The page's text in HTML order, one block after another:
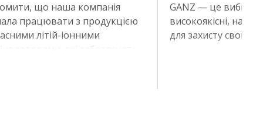
що наша компанія
працювати з продукцією
літій-іонними
які забезпечать
GANZ — це вибір
високоякісні,
для захисту своїх